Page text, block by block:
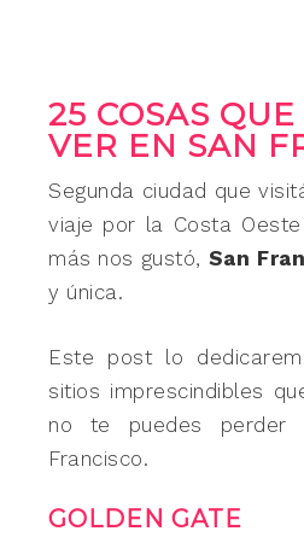
25 COSAS
VER EN SAN
Segunda ciudad que
viaje por la Costa
más nos gustó, San
y única.
Este post lo
sitios imprescindibles
no te puedes perder
Francisco.
GOLDEN GATE